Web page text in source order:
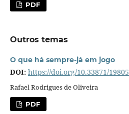
PDF
Outros temas
O que há sempre-já em jogo
DOI: https://doi.org/10.33871/
Rafael Rodrigues de Oliveira
PDF